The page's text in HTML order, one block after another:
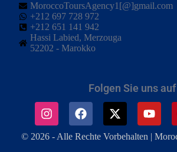
MoroccoToursAgency1[@]gmail.com
+212 697 728 972
+212 651 141 942
Hassi Labied, Merzouga
52202 - Marokko
Folgen Sie uns auf
© 2026 - Alle Rechte Vorbehalten |